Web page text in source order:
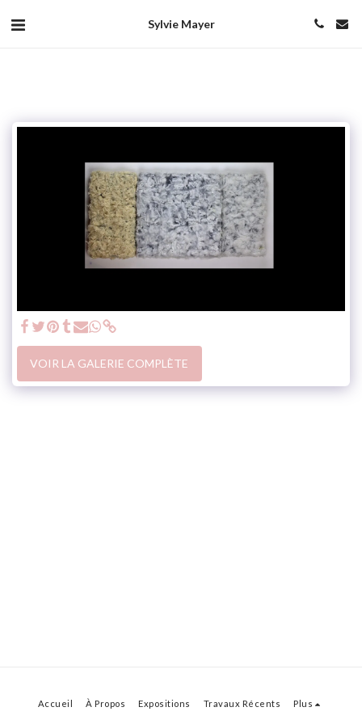
Sylvie Mayer
VOIR LA GALERIE COMPLÈTE
Accueil À Propos Expositions Travaux Récents Plus